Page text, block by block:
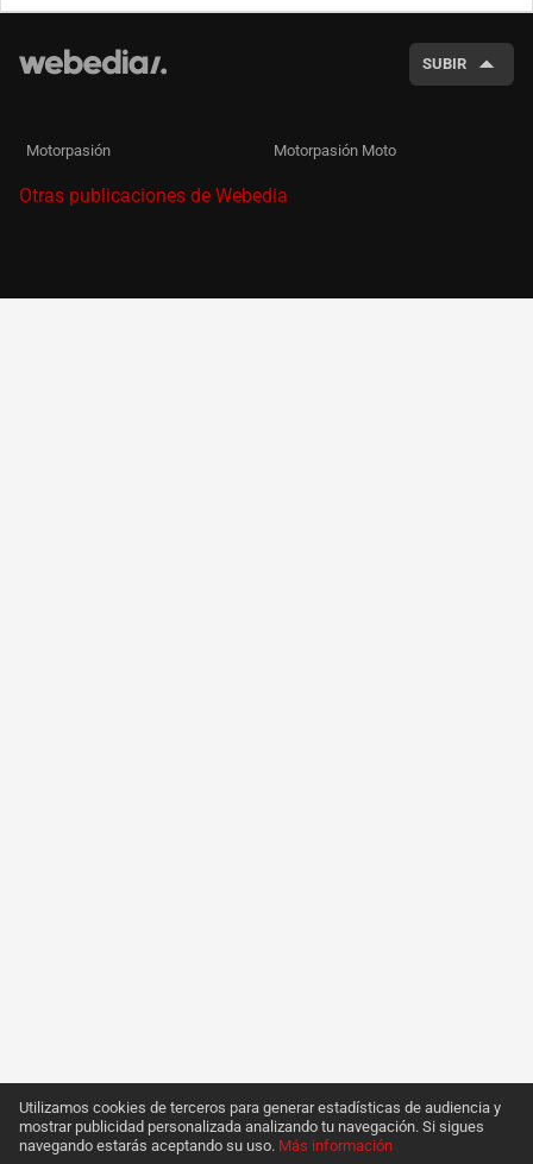
SUBIR
Motorpasión Motorpasión Moto
Otras publicaciones de Webedia
Utilizamos cookies de terceros para generar estadísticas de audiencia y
mostrar publicidad personalizada analizando tu navegación. Si sigues
navegando estarás aceptando su uso. Más información